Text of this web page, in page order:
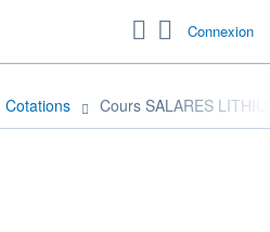
Connexion
Cotations Cours SALARES